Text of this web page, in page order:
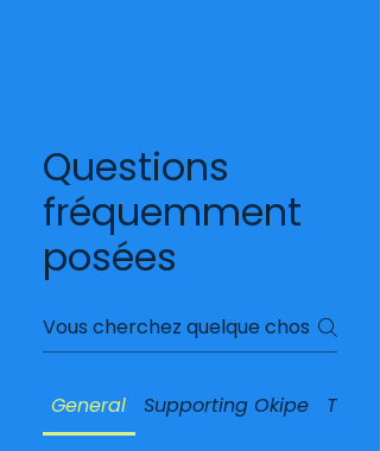
Questions
fréquemment
posées
General Supporting Okipe The